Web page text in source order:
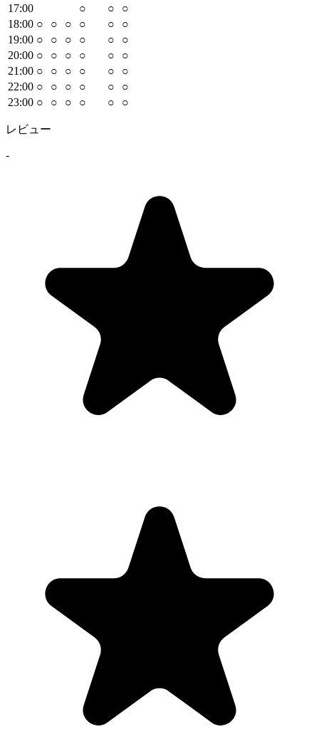
17:00 ○ ○
○
18:00 ○ ○ ○ ○ ○
○
19:00 ○ ○ ○ ○ ○
○
20:00 ○ ○ ○ ○ ○
○
21 :00 ○ ○ ○ ○ ○
○
22:00 ○ ○ ○ ○ ○
○
23:00 ○ ○ ○ ○ ○ ○
レビュー
-